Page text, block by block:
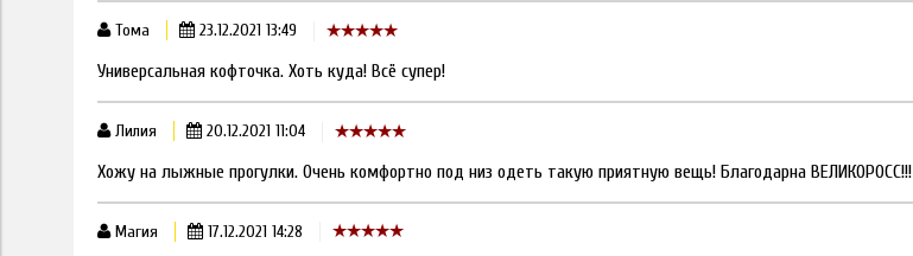
Тома 23.12.2021 13:49
Универсальная кофточка. Хоть куда! Всё супер!
Лилия 20.12.2021 11:04
Хожу на лыжные прогулки. Очень комфортно под низ одеть такую приятную вещь! Благодарна ВЕЛИКОРОСС!!!
Магия 17.12.2021 14:28